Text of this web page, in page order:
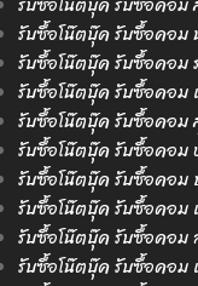
รับซื้อโน๊ตบุ๊ค รับซื้อคอม
รับซื้อโน๊ตบุ๊ค รับซื้อคอม
รับซื้อโน๊ตบุ๊ค รับซื้อคอม
รับซื้อโน๊ตบุ๊ค รับซื้อคอม
รับซื้อโน๊ตบุ๊ค รับซื้อคอม
รับซื้อโน๊ตบุ๊ค รับซื้อคอม
รับซื้อโน๊ตบุ๊ค รับซื้อคอม
รับซื้อโน๊ตบุ๊ค รับซื้อคอม
รับซื้อโน๊ตบุ๊ค รับซื้อคอม